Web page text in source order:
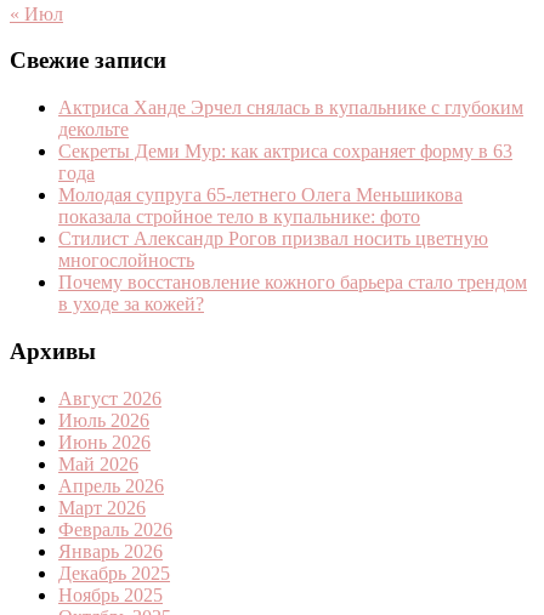
« Июл
Свежие записи
Актриса Ханде Эрчел снялась в купальнике с глубоким
декольте
Секреты Деми Мур: как актриса сохраняет форму в 63
года
Молодая супруга 65-летнего Олега Меньшикова
показала стройное тело в купальнике: фото
Стилист Александр Рогов призвал носить цветную
многослойность
Почему восстановление кожного барьера стало трендом
в уходе за кожей?
Архивы
Август 2026
Июль 2026
Июнь 2026
Май 2026
Апрель 2026
Март 2026
Февраль 2026
Январь 2026
Декабрь 2025
Ноябрь 2025